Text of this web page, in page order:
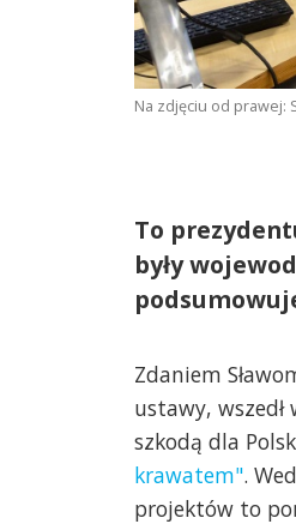
Na zdjęciu od prawej:
To
były
Zdaniem
ustawy,
szkodą dla
krawatem".
projektów to